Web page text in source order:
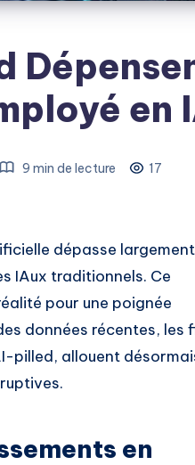
en
9 min de lecture 17
dépasse
IAux traditionnels. Ce
pour une poignée
données récentes, les
pilled, allouent
en